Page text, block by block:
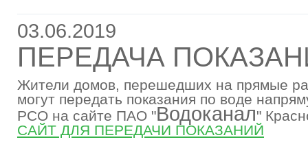
03.06.2019
ПЕРЕДАЧА
Жители домов, перешедших на прямые
могут передать показания по воде
РСО на сайте ПАО "Водоканал"
САЙТ ДЛЯ ПЕРЕДАЧИ ПОКАЗАНИЙ